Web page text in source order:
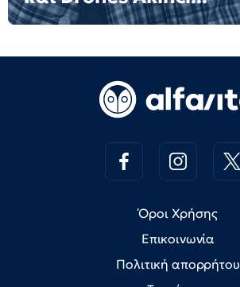
Όροι Χρήσης
Επικοινωνία
Πολιτική απορρήτου